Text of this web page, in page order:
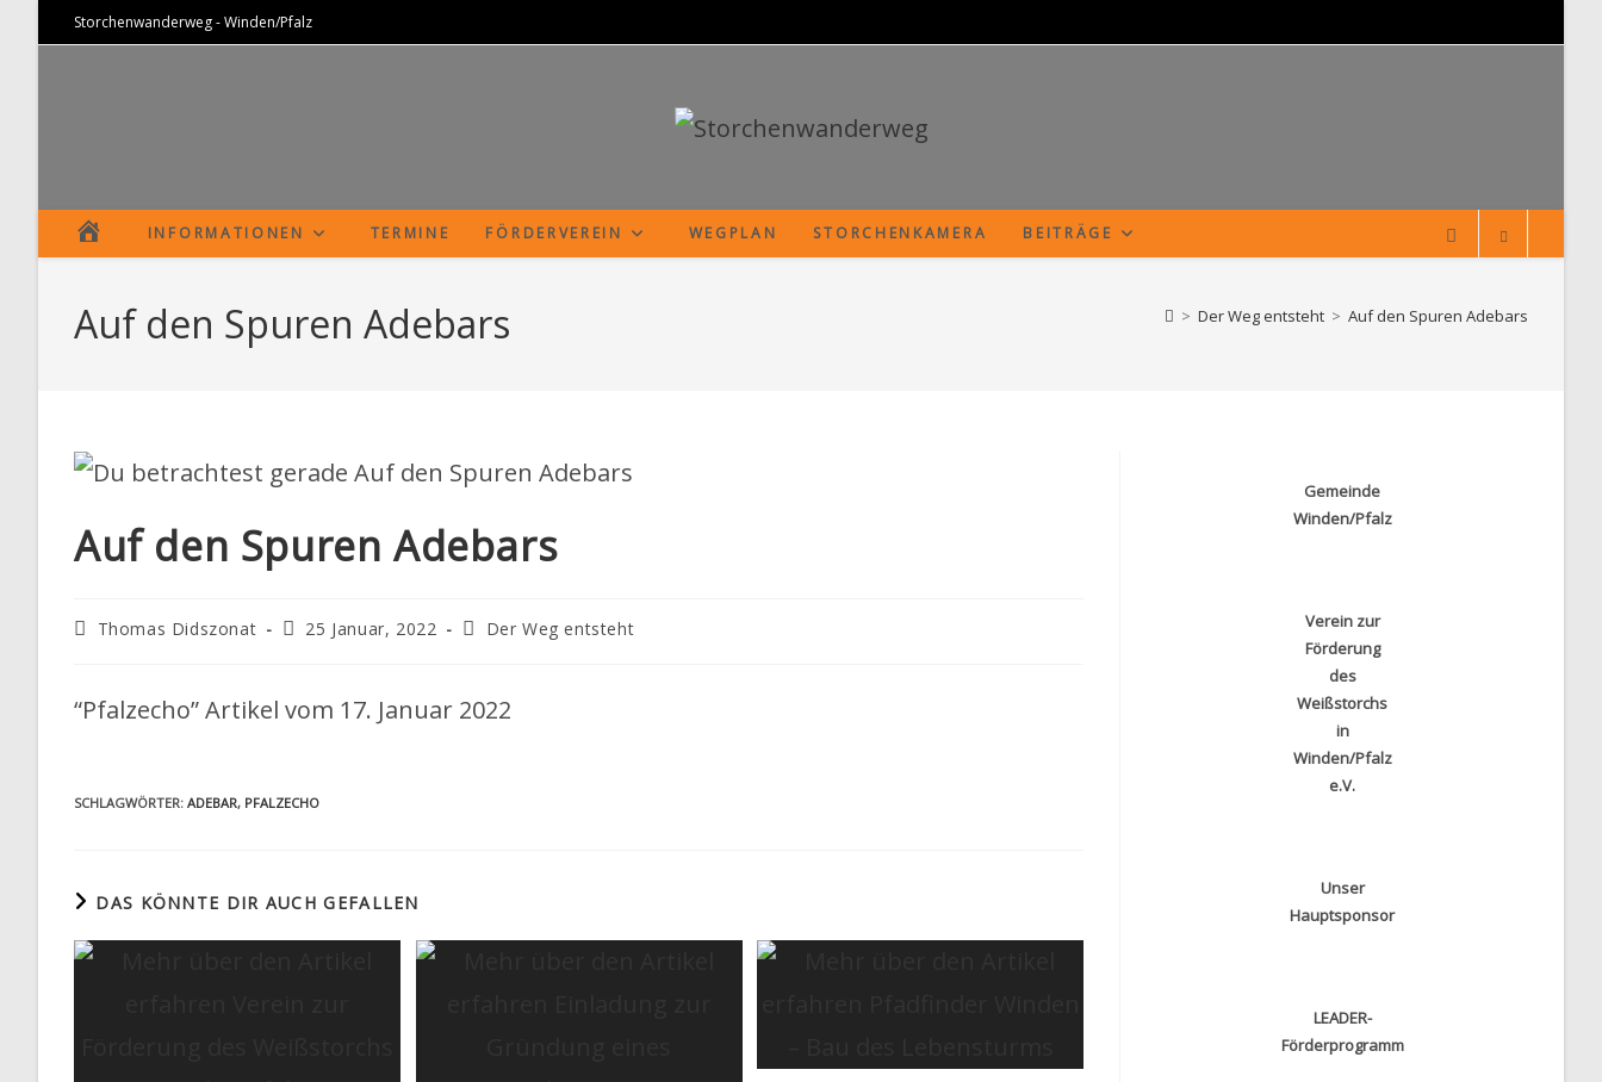
Inhalt
Storchenwanderweg - Winden/Pfalz
A
S
I
INFORMATIONEN TERMINE FÖRDERVEREIN WEGPLAN STORCHENKAMERA BEITRÄGE
Auf den Spuren Adebars > Der Weg entsteht > Auf den Spuren Adebars
Auf den Spuren Adebars
Beitrags-
Thomas Didszonat
Beitrag
25 Januar, 2022
Beitrags-
Der Weg entsteht
“Pfalzecho” Artikel vom 17. Januar 2022
SCHLAGWÖRTER: ADEBAR, PFALZECHO
DAS KÖNNTE DIR AUCH GEFALLEN
Gemeinde
Winden/Pfalz
Verein zur
Förderung
des
Weißstorchs
in
Winden/Pfalz
e.V.
Unser
Hauptsponsor
LEADER-
Förderprogramm